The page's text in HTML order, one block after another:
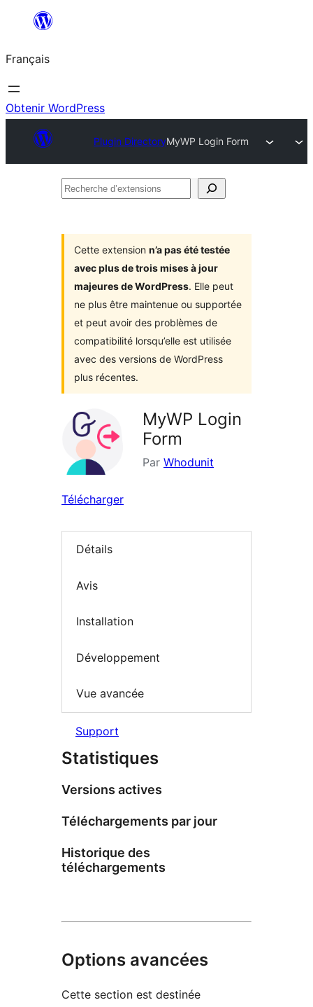
contenu
Français
Obtenir WordPress
Plugin DirectoryMyWP Login Form
Recherche
Cette extension n’a pas été testée
avec plus de trois mises à jour
majeures de WordPress. Elle peut
ne plus être maintenue ou supportée
et peut avoir des problèmes de
compatibilité lorsqu’elle est utilisée
avec des versions de WordPress
plus récentes.
MyWP Login
Form
Par Whodunit
Télécharger
Détails
Avis
Installation
Développement
Vue avancée
Support
Statistiques
Versions actives
Téléchargements par jour
Historique des
téléchargements
Options avancées
Cette section est destinée